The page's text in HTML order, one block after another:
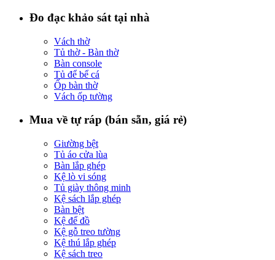
Đo đạc khảo sát tại nhà
Vách thờ
Tủ thờ - Bàn thờ
Bàn console
Tủ để bể cá
Ốp bàn thờ
Vách ốp tường
Mua về tự ráp (bán sẵn, giá rẻ)
Giường bệt
Tủ áo cửa lùa
Bàn lắp ghép
Kệ lò vi sóng
Tủ giày thông minh
Kệ sách lắp ghép
Bàn bệt
Kệ để đồ
Kệ gỗ treo tường
Kệ thú lắp ghép
Kệ sách treo